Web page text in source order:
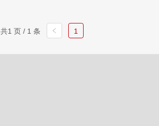
共1 页 / 1 条 1